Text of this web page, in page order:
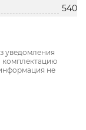
540
уведомления
комплектацию
не